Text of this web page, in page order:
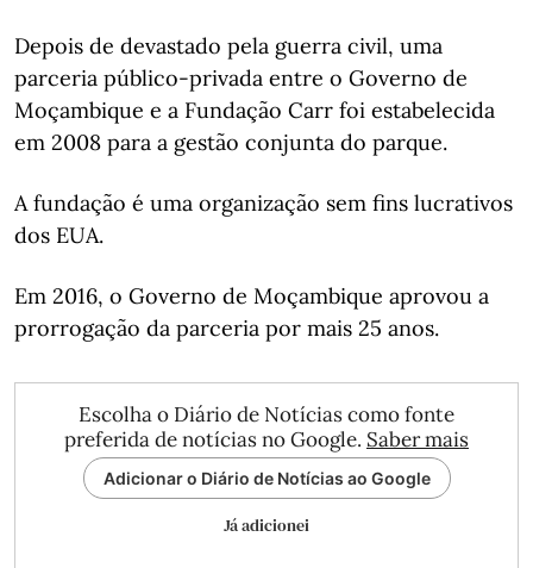
Depois de devastado pela guerra civil, uma
parceria público-privada entre o Governo de
Moçambique e a Fundação Carr foi estabelecida
em 2008 para a gestão conjunta do parque.
A fundação é uma organização sem fins lucrativos
dos EUA.
Em 2016, o Governo de Moçambique aprovou a
prorrogação da parceria por mais 25 anos.
Escolha o Diário de Notícias como fonte
preferida de notícias no Google. Saber mais
Adicionar o Diário de Notícias ao Google
Já adicionei